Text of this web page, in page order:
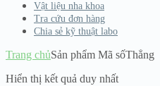
Vật liệu nha khoa
Tra cứu đơn hàng
Chia sẻ kỹ thuật labo
Trang chủSản phẩm Mã sốThẳng
Hiển thị kết quả duy nhất